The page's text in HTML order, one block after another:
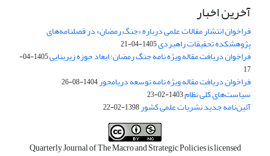
آخرین اخبار
فراخوان انتشار مقالات علمی درباره «جنگ رمضان» در فصلنامه‌های
پژوهشکده تحقیقات راهبردی1405-04-21
فراخوان دریافت مقاله ویژه نامه جنگ رمضان؛ ابعاد حوزه زیربنایی
1405-04-
17
فراخوان دریافت مقاله ویژه نامه توسعه دریامحور1404-08-26
سیاست‌های کلی نظام1403-02-23
آئین‌نامه جدید نشریات علمی کشور1398-02-22
Quarterly Journal of The Macro and Strategic Policies is licensed